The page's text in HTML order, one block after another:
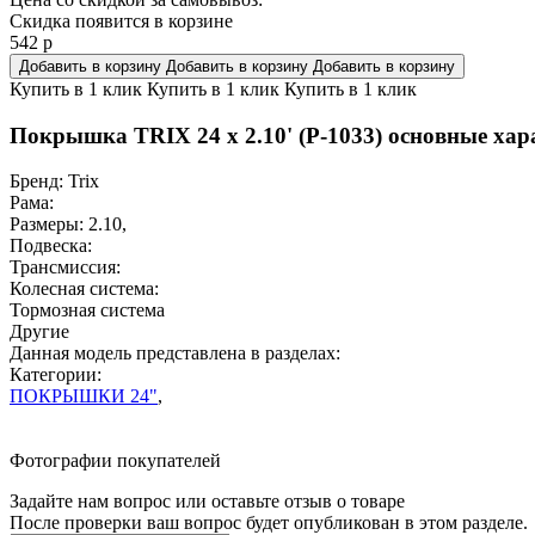
Скидка появится в корзине
542 р
Добавить в корзину Добавить в корзину Добавить в корзину
Купить в 1 клик Купить в 1 клик Купить в 1 клик
Покрышка TRIX 24 x 2.10' (P-1033) основные
Бренд: Trix
Рама:
Размеры: 2.10,
Подвеска:
Трансмиссия:
Колесная система:
Тормозная система
Другие
Данная модель представлена в разделах:
Категории:
ПОКРЫШКИ 24",
Фотографии покупателей
Задайте нам вопрос или оставьте отзыв о товаре
После проверки ваш вопрос будет опубликован в этом разделе.